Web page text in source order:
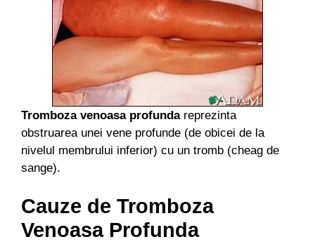
Tromboza venoasa profundareprezinta
obstruarea unei vene profunde (de obicei de la
nivelul membrului inferior) cu un tromb (cheag de
sange).
Cauze de Tromboza
Venoasa Profunda